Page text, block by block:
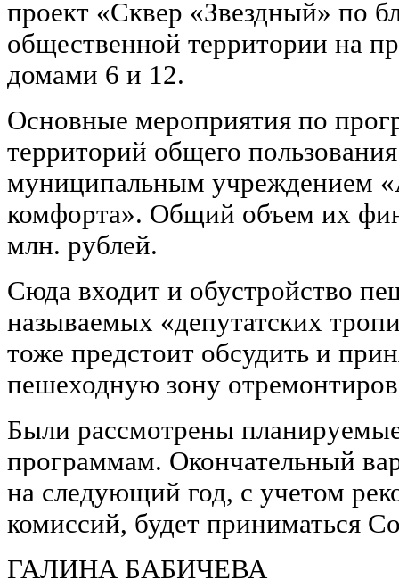
проект «Сквер «Звездный» по
общественной территории на
домами 6 и 12.
Основные мероприятия по
территорий общего
муниципальным учреждением
комфорта». Общий объем их
млн. рублей.
Сюда входит и обустройство
называемых «депутатских
тоже предстоит обсудить и
пешеходную зону
Были рассмотрены
программам. Окончательный
на следующий год, с учетом
комиссий, будет приниматься
ГАЛИНА БАБИЧЕВА